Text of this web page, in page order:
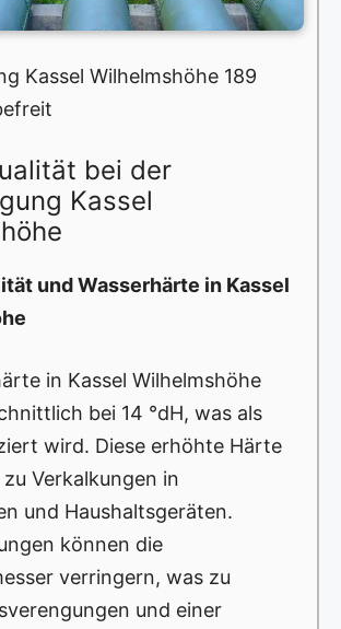
Kassel Wilhelmshöhe 189
bei der
Kassel
und Wasserhärte in Kassel
in Kassel Wilhelmshöhe
bei 14 °dH, was als
wird. Diese erhöhte Härte
Verkalkungen in
und Haushaltsgeräten.
können die
verringern, was zu
und einer